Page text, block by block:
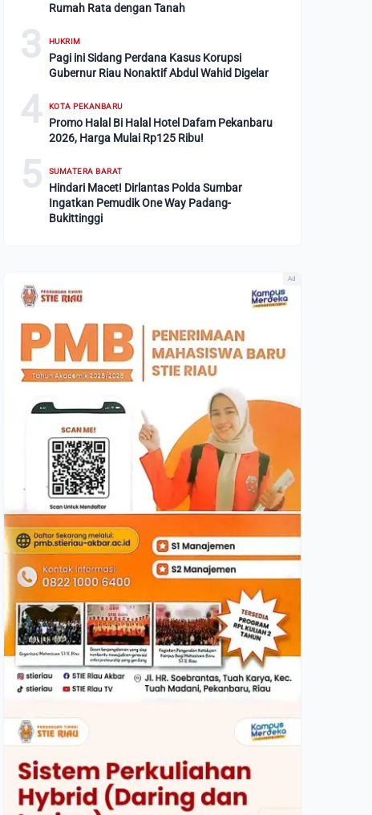
Rumah Rata dengan Tanah
3 HUKRIM
Pagi ini Sidang Perdana Kasus Korupsi
Gubernur Riau Nonaktif Abdul Wahid Digelar
4 KOTA PEKANBARU
Promo Halal Bi Halal Hotel Dafam Pekanbaru
2026, Harga Mulai Rp125 Ribu!
5 SUMATERA BARAT
Hindari Macet! Dirlantas Polda Sumbar
Ingatkan Pemudik One Way Padang-
Bukittinggi
Ad